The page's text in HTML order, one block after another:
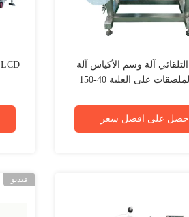
SS304 التلقائي آلة وسم الأكياس آلة
وضع الملصقات على العلبة 40-150
احصل على أفضل سعر
فيديو